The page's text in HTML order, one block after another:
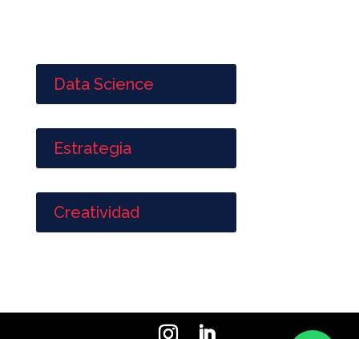
Data Science
Estrategia
Creatividad